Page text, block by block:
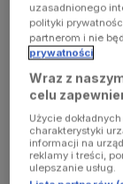
browser
console for
more
information)
uzasadnionego
polityki
partnerom i nie
prywatności
Wraz z
celu
Użycie
charakterystyki
informacji na
reklamy i treści,
ulepszanie usług.